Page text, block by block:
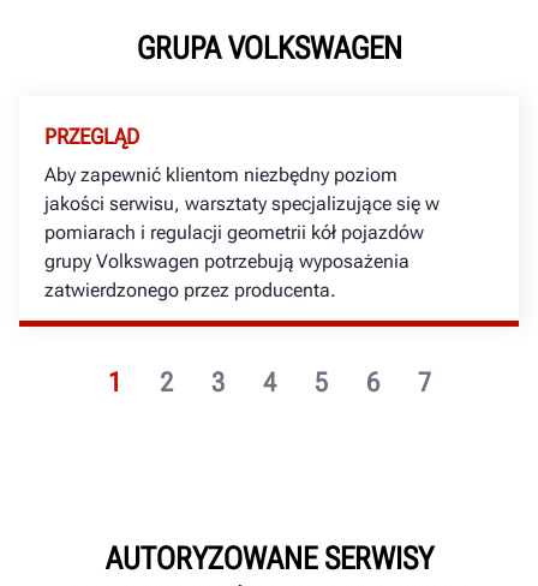
GRUPA VOLKSWAGEN
1 2 3 4 5 6 7
PRZEGLĄD
Aby zapewnić klientom niezbędny poziom
jakości serwisu, warsztaty specjalizujące się w
pomiarach i regulacji geometrii kół pojazdów
grupy Volkswagen potrzebują wyposażenia
zatwierdzonego przez producenta.
AUTORYZOWANE SERWISY